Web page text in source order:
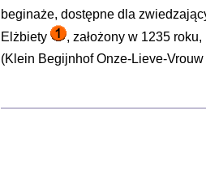
beginaże, dostępne dla
Elżbiety
, założony w 1235
(Klein Begijnhof Onze-Lieve-Vrouw